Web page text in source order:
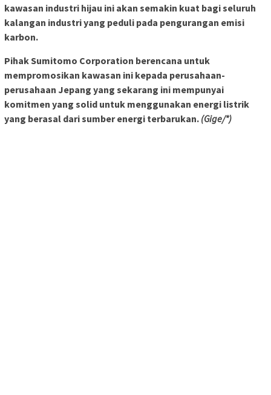
kawasan industri hijau ini akan semakin kuat bagi seluruh
kalangan industri yang peduli pada pengurangan emisi
karbon.
Pihak Sumitomo Corporation berencana untuk
mempromosikan kawasan ini kepada perusahaan-
perusahaan Jepang yang sekarang ini mempunyai
komitmen yang solid untuk menggunakan energi listrik
yang berasal dari sumber energi terbarukan. (Gige/*)